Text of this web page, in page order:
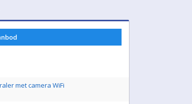
met camera WiFi